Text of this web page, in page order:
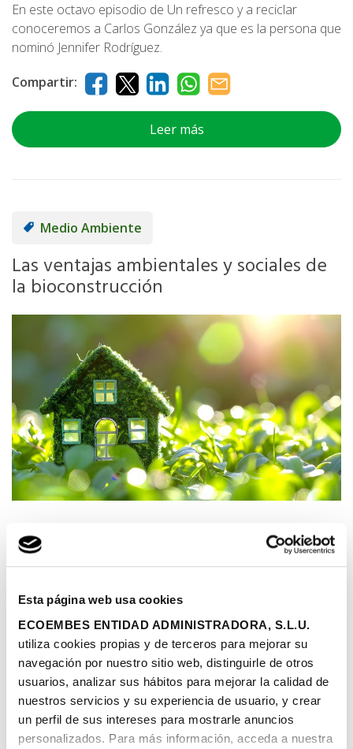
Esta página web usa cookies
ECOEMBES ENTIDAD ADMINISTRADORA, S.L.U.
utiliza cookies propias y de terceros para mejorar su
navegación por nuestro sitio web, distinguirle de otros
usuarios, analizar sus hábitos para mejorar la calidad de
nuestros servicios y su experiencia de usuario, y crear
un perfil de sus intereses para mostrarle anuncios
personalizados. Para más información, acceda a nuestra
En este octavo episodio de Un refresco y a reciclar
conoceremos a Carlos González ya que es la persona que
nominó Jennifer Rodríguez.
Compartir:
Leer más
Medio Ambiente
Las ventajas ambientales y sociales de
la bioconstrucción
La bioconstrucción representa una alternativa
ambiente, utilizando materiales naturales de cercanía y
técnicas bajas en carbono. Este enfoque minimiza la huella
de carbono de los edificios y promueve el uso de energías
renovables y materiales no tóxicos.
Compartir:
Leer más